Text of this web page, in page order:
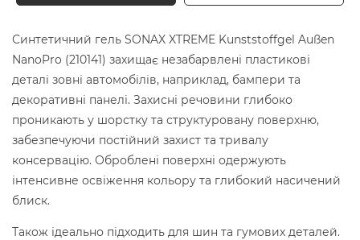
Синтетичний гель SONAX XTREME Kunststoffgel Außen
NanoPro (210141) захищає незабарвлені пластикові
деталі зовні автомобілів, наприклад, бампери та
декоративні панелі. Захисні речовини глибоко
проникають у шорстку та структуровану поверхню,
забезпечуючи постійний захист та тривалу
консервацію. Оброблені поверхні одержують
інтенсивне освіження кольору та глибокий насичений
блиск.
Також ідеально підходить для шин та гумових деталей.